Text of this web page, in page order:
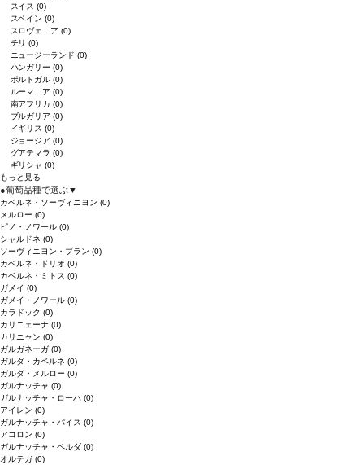
スイス(0)
スペイン(0)
スロヴェニア(0)
チリ(0)
ニュージーランド(0)
ハンガリー(0)
ポルトガル(0)
ルーマニア(0)
南アフリカ(0)
ブルガリア(0)
イギリス(0)
ジョージア(0)
グアテマラ(0)
ギリシャ(0)
もっと見る
●葡萄品種で選ぶ▼
カベルネ・ソーヴィニヨン (0)
メルロー (0)
ピノ・ノワール (0)
シャルドネ (0)
ソーヴィニヨン・ブラン (0)
カベルネ・ドリオ (0)
カベルネ・ミトス (0)
ガメイ (0)
ガメイ・ノワール (0)
カラドック (0)
カリニェーナ (0)
カリニャン (0)
ガルガネーガ (0)
ガルダ・カベルネ (0)
ガルダ・メルロー (0)
ガルナッチャ (0)
ガルナッチャ・ローハ (0)
アイレン (0)
ガルナッチャ・パイス (0)
アコロン (0)
ガルナッチャ・ペルダ (0)
オルテガ (0)